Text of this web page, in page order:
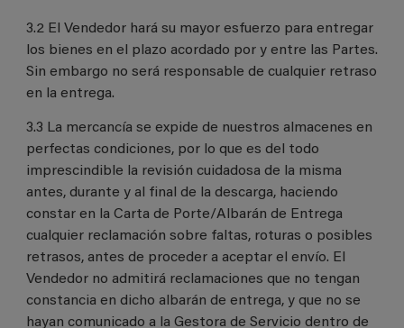
3.2 El Vendedor hará su mayor esfuerzo para entregar
los bienes en el plazo acordado por y entre las Partes.
Sin embargo no será responsable de cualquier retraso
en la entrega.
3.3 La mercancía se expide de nuestros almacenes en
perfectas condiciones, por lo que es del todo
imprescindible la revisión cuidadosa de la misma
antes, durante y al final de la descarga, haciendo
constar en la Carta de Porte/Albarán de Entrega
cualquier reclamación sobre faltas, roturas o posibles
retrasos, antes de proceder a aceptar el envío. El
Vendedor no admitirá reclamaciones que no tengan
constancia en dicho albarán de entrega, y que no se
hayan comunicado a la Gestora de Servicio dentro de